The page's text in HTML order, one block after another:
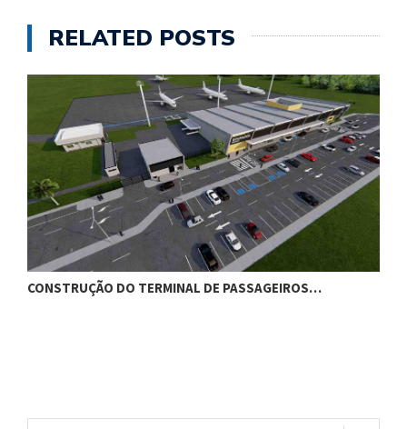
RELATED POSTS
CONSTRUÇÃO DO TERMINAL DE PASSAGEIROS…